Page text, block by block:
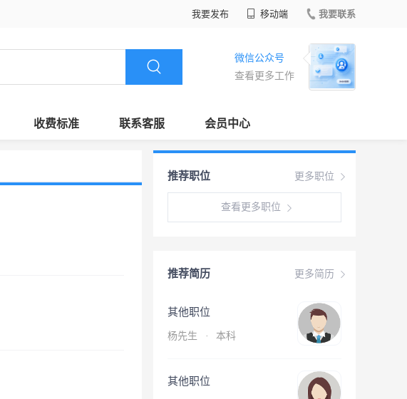
我要发布 移动端 我要联系
微信公众号
查看更多工作
收费标准 联系客服 会员中心
更多职位
推荐职位
查看更多职位
更多简历
推荐简历
其他职位
杨先生 · 本科
其他职位